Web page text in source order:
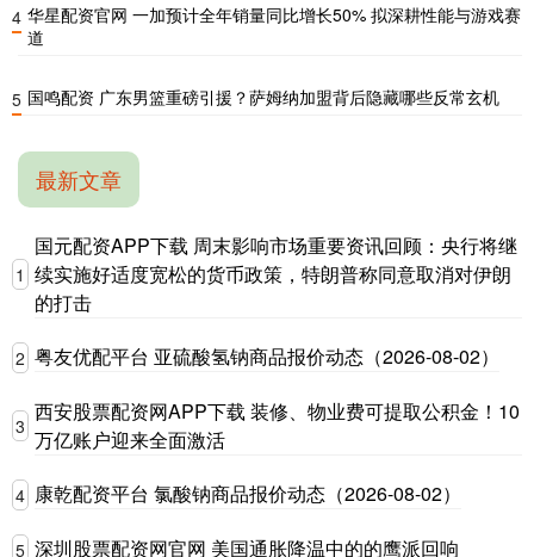
4 华星配资官网 一加预计全年销量同比增长50% 拟深耕性能与游戏赛
道
5 国鸣配资 广东男篮重磅引援？萨姆纳加盟背后隐藏哪些反常玄机
最新文章
1
国元配资APP下载 周末影响市场重要资讯回顾：央行将继
续实施好适度宽松的货币政策，特朗普称同意取消对伊朗
的打击
2 粤友优配平台 亚硫酸氢钠商品报价动态（2026-08-02）
3
西安股票配资网APP下载 装修、物业费可提取公积金！10
万亿账户迎来全面激活
4 康乾配资平台 氯酸钠商品报价动态（2026-08-02）
5 深圳股票配资网官网 美国通胀降温中的的鹰派回响